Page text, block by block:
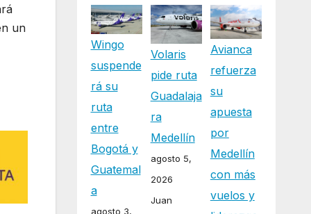
un
Wingo
suspende
rá su
ruta
entre
Bogotá y
Guatemal
a
agosto 3,
Volaris
pide ruta
Guadalaja
ra
Medellín
agosto 5,
2026
Juan
Avianca
refuerza
su
apuesta
por
Medellín
con más
vuelos y